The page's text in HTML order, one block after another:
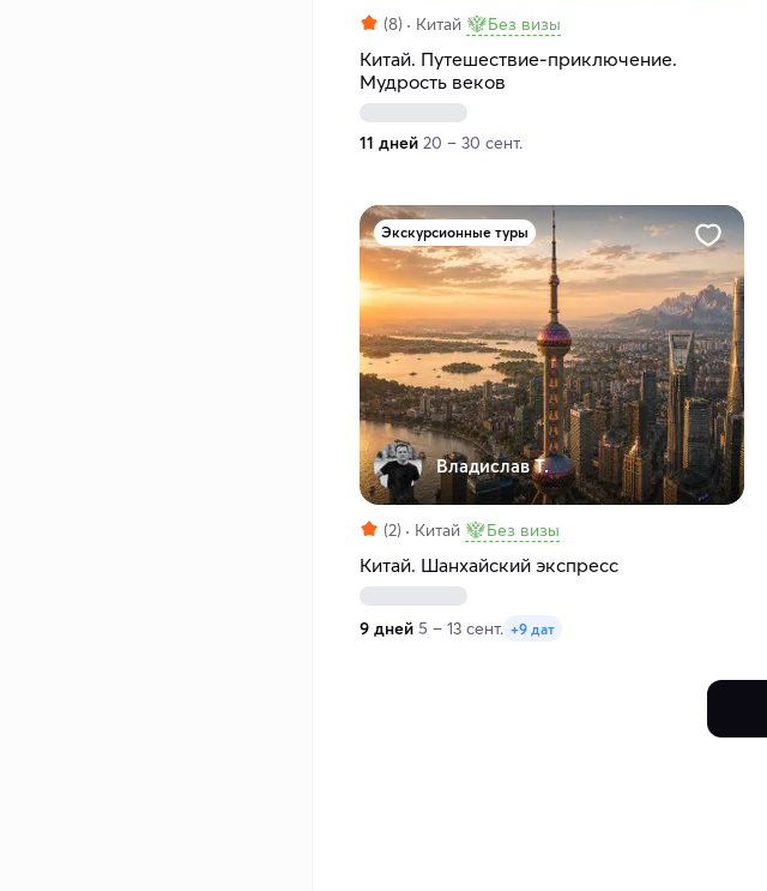
(8) Китай Без визы
Китай. Путешествие-приключение.
Мудрость веков
11 дней 20 – 30 сент.
Экскурсионные туры
Владислав Т.
(2) Китай Без визы
Китай. Шанхайский экспресс
9 дней 5 – 13 сент. +9 дат